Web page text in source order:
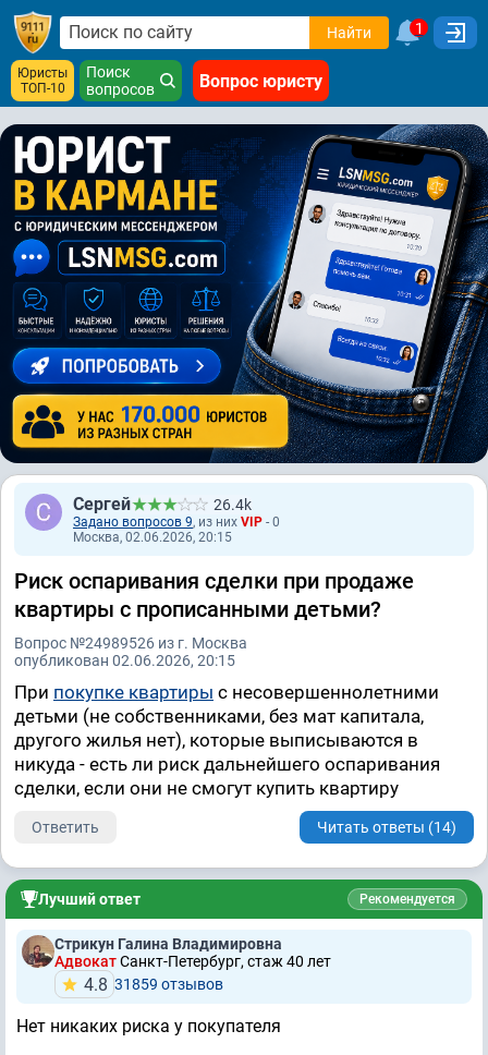
Найти 1
Юристы
ТОП-10
Поиск
вопросов
Вопрос юристу
Сергей 26.4k
Задано вопросов 9, из них VIP - 0
Москва, 02.06.2026, 20:15
Риск оспаривания сделки при продаже
квартиры с прописанными детьми?
Вопрос №24989526 из г. Москва
опубликован 02.06.2026, 20:15
При покупке квартиры с несовершеннолетними
детьми (не собственниками, без мат капитала,
другого жилья нет), которые выписываются в
никуда - есть ли риск дальнейшего оспаривания
сделки, если они не смогут купить квартиру
Ответить Читать ответы (14)
Лучший ответ Рекомендуется
Стрикун Галина Владимировна
АдвокатСанкт-Петербург, стаж 40 лет
4.8 31859 отзывов
Нет никаких риска у покупателя